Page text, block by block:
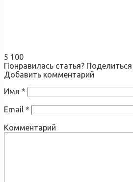
5 100
Понравилась статья?
Добавить комментарий
Имя *
Email *
Комментарий